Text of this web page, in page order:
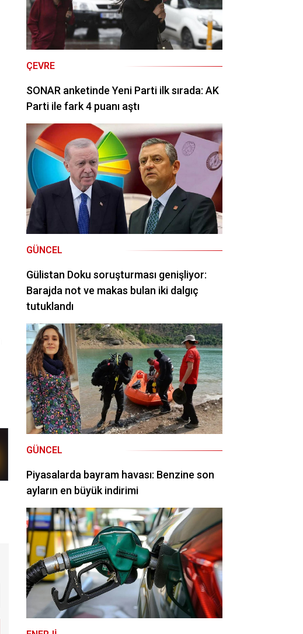
ÇEVRE
SONAR anketinde Yeni Parti ilk sırada: AK
Parti ile fark 4 puanı aştı
GÜNCEL
Gülistan Doku soruşturması genişliyor:
Barajda not ve makas bulan iki dalgıç
tutuklandı
GÜNCEL
Piyasalarda bayram havası: Benzine son
ayların en büyük indirimi